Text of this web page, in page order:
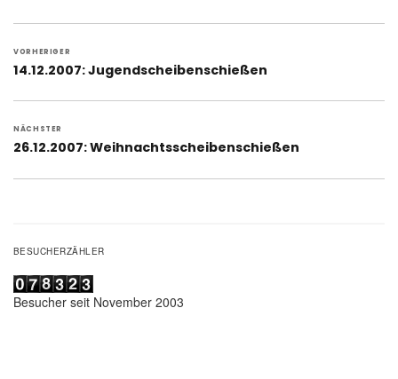
VORHERIGER
Vorheriger
14.12.2007: Jugendscheibenschießen
NÄCHSTER
Nächster
26.12.2007: Weihnachtsscheibenschießen
BESUCHERZÄHLER
Besucher seit November 2003